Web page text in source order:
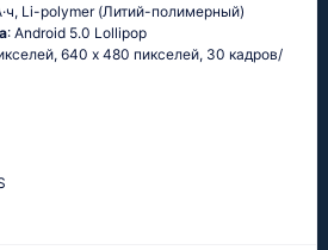
Li-polymer (Литий-полимерный)
: Аndrоid 5.0 Lоlliрор
640 x 480 пикселей, 30 кадров/